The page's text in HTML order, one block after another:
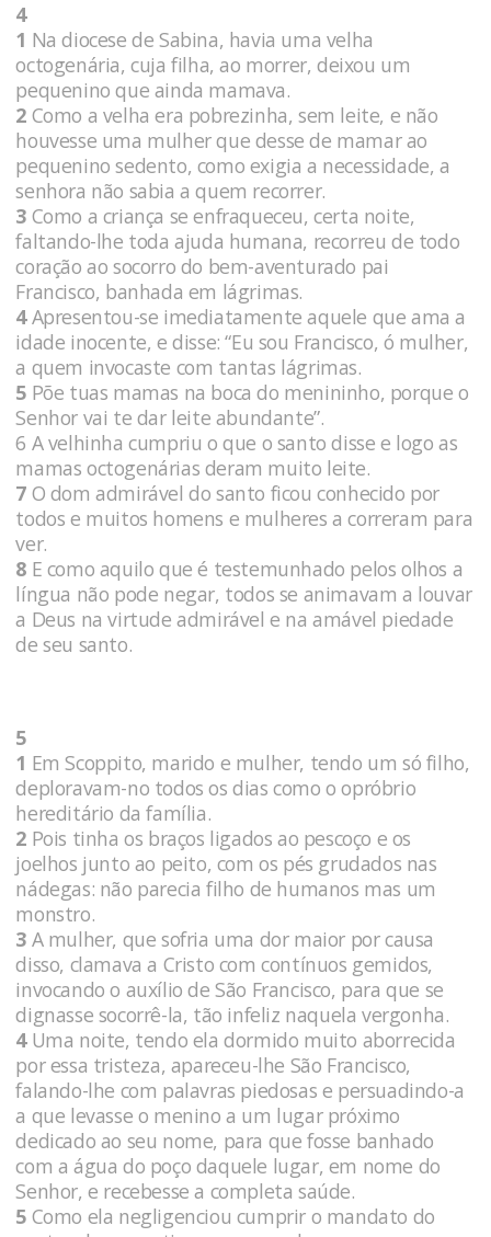
4
1 Na diocese de Sabina, havia uma velha
octogenária, cuja filha, ao morrer, deixou um
pequenino que ainda mamava.
2 Como a velha era pobrezinha, sem leite, e não
houvesse uma mulher que desse de mamar ao
pequenino sedento, como exigia a necessidade, a
senhora não sabia a quem recorrer.
3 Como a criança se enfraqueceu, certa noite,
faltando-lhe toda ajuda humana, recorreu de todo
coração ao socorro do bem-aventurado pai
Francisco, banhada em lágrimas.
4Apresentou-se imediatamente aquele que ama a
idade inocente, e disse: “Eu sou Francisco, ó mulher,
a quem invocaste com tantas lágrimas.
5 Põe tuas mamas na boca do menininho, porque o
Senhor vai te dar leite abundante”.
6 A velhinha cumpriu o que o santo disse e logo as
mamas octogenárias deram muito leite.
7 O dom admirável do santo ficou conhecido por
todos e muitos homens e mulheres a correram para
ver.
8 E como aquilo que é testemunhado pelos olhos a
língua não pode negar, todos se animavam a louvar
a Deus na virtude admirável e na amável piedade
de seu santo.
5
1 Em Scoppito, marido e mulher, tendo um só filho,
deploravam-no todos os dias como o opróbrio
hereditário da família.
2 Pois tinha os braços ligados ao pescoço e os
joelhos junto ao peito, com os pés grudados nas
nádegas: não parecia filho de humanos mas um
monstro.
3 A mulher, que sofria uma dor maior por causa
disso, clamava a Cristo com contínuos gemidos,
invocando o auxílio de São Francisco, para que se
dignasse socorrê-la, tão infeliz naquela vergonha.
4Uma noite, tendo ela dormido muito aborrecida
por essa tristeza, apareceu-lhe São Francisco,
falando-lhe com palavras piedosas e persuadindo-a
a que levasse o menino a um lugar próximo
dedicado ao seu nome, para que fosse banhado
com a água do poço daquele lugar, em nome do
Senhor, e recebesse a completa saúde.
5 Como ela negligenciou cumprir o mandato do